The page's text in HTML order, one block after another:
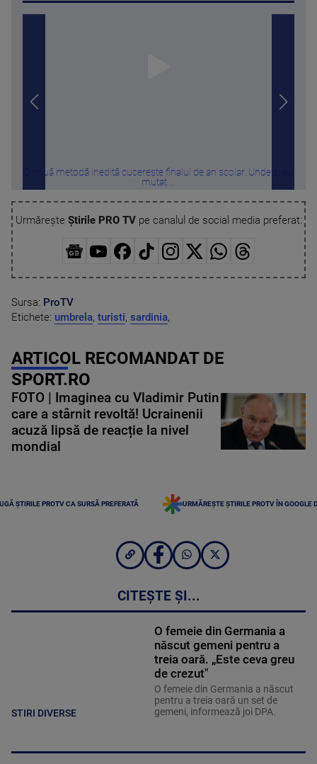
O nouă metodă inedită cucerește finalul de an școlar. Unde și-au
mutat ...
Urmărește Știrile PRO TVpe canalul de social media preferat:
Sursa: ProTV
Etichete: umbrela, turisti, sardinia,
ARTICOL RECOMANDAT DE
SPORT.RO
FOTO | Imaginea cu Vladimir Putin
care a stârnit revoltă! Ucrainenii
acuză lipsă de reacție la nivel
mondial
ȘTIRILE PROTV CA SURSĂ PREFERATĂ URMĂREȘTE ȘTIRILE PROTV ÎN GOOGLE
CITEȘTE ȘI...
STIRI DIVERSE
O femeie din Germania a
născut gemeni pentru a
treia oară. „Este ceva greu
de crezut"
O femeie din Germania a născut
pentru a treia oară un set de
gemeni, informează joi DPA.